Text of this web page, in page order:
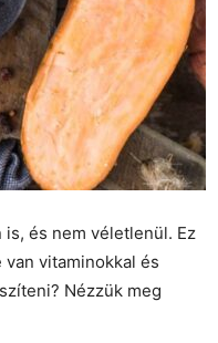
és nem véletlenül. Ez
vitaminokkal és
Nézzük meg